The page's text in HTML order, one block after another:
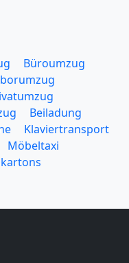
Büroumzug
Beiladung
Klaviertransport
Möbeltaxi